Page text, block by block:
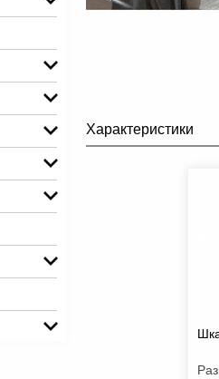
Характеристики